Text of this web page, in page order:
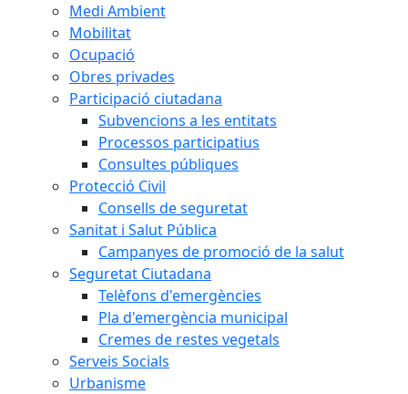
Medi Ambient
Mobilitat
Ocupació
Obres privades
Participació ciutadana
Subvencions a les entitats
Processos participatius
Consultes públiques
Protecció Civil
Consells de seguretat
Sanitat i Salut Pública
Campanyes de promoció de la salut
Seguretat Ciutadana
Telèfons d'emergències
Pla d'emergència municipal
Cremes de restes vegetals
Serveis Socials
Urbanisme